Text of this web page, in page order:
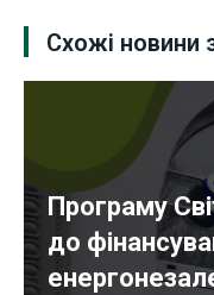
Схожі новини
Програму
до